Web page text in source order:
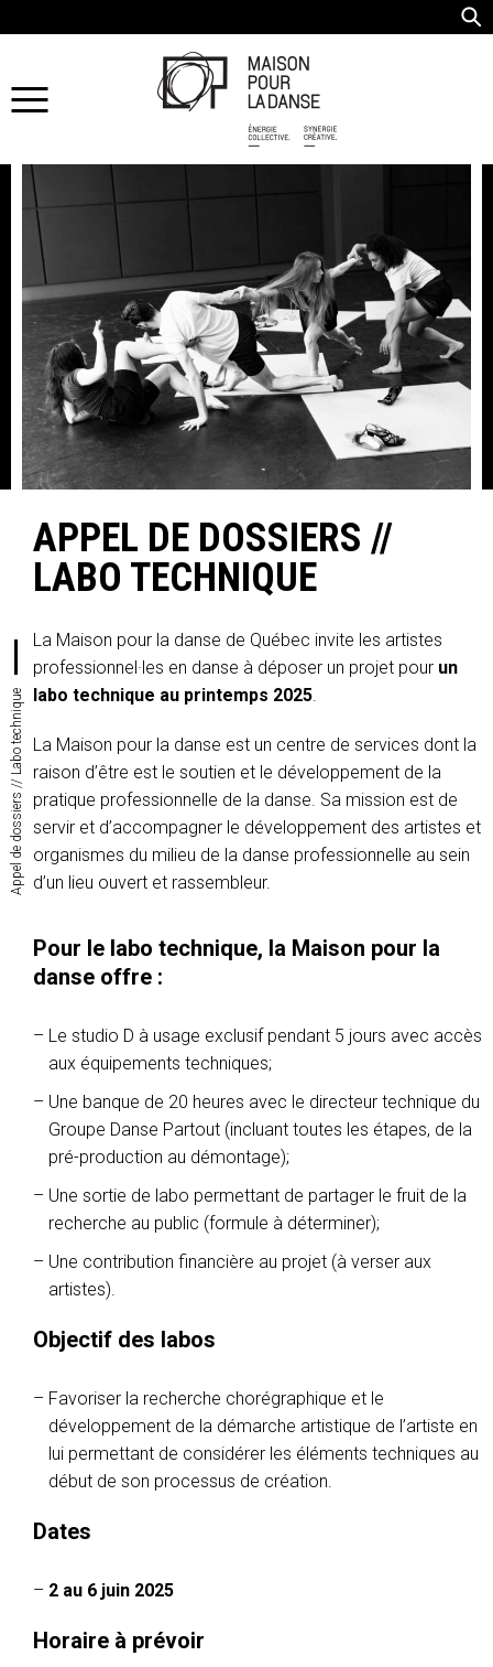
APPEL DE DOSSIERS //
LABO TECHNIQUE
Appel de dossiers // Labo technique
La Maison pour la danse de Québec invite les artistes
professionnel·les en danse à déposer un projet pour un
labo technique au printemps 2025.
La Maison pour la danse est un centre de services dont la
raison d’être est le soutien et le développement de la
pratique professionnelle de la danse. Sa mission est de
servir et d’accompagner le développement des artistes et
organismes du milieu de la danse professionnelle au sein
d’un lieu ouvert et rassembleur.
Pour le labo technique, la Maison pour la
danse offre :
Le studio D à usage exclusif pendant 5 jours avec accès
aux équipements techniques;
Une banque de 20 heures avec le directeur technique du
Groupe Danse Partout (incluant toutes les étapes, de la
pré-production au démontage);
Une sortie de labo permettant de partager le fruit de la
recherche au public (formule à déterminer);
Une contribution financière au projet (à verser aux
artistes).
Objectif des labos
Favoriser la recherche chorégraphique et le
développement de la démarche artistique de l’artiste en
lui permettant de considérer les éléments techniques au
début de son processus de création.
Dates
2 au 6 juin 2025
Horaire à prévoir